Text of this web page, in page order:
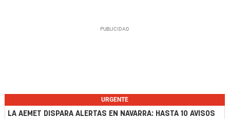
URGENTE
LA AEMET DISPARA ALERTAS EN NAVARRA: HASTA 10 AVISOS